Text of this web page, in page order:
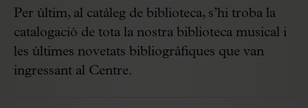
Per últim, al catàleg de biblioteca, s’hi troba la
catalogació de tota la nostra biblioteca musical i
les últimes novetats bibliogràfiques que van
ingressant al Centre.